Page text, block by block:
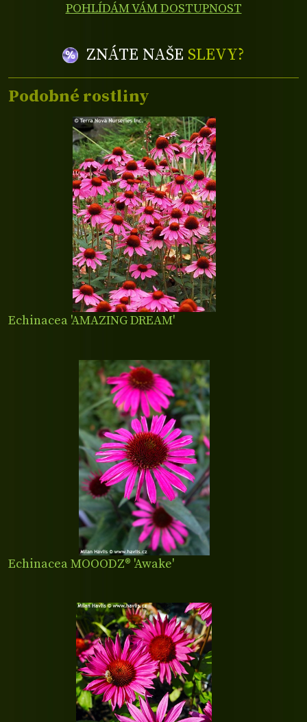
POHLÍDÁM VÁM DOSTUPNOST
ZNÁTE NAŠE SLEVY?
Podobné rostliny
Echinacea 'AMAZING DREAM'
Echinacea MOOODZ® 'Awake'